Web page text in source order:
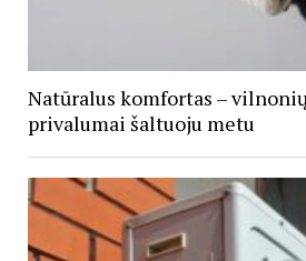
Natūralus komfortas –
privalumai šaltuoju metu